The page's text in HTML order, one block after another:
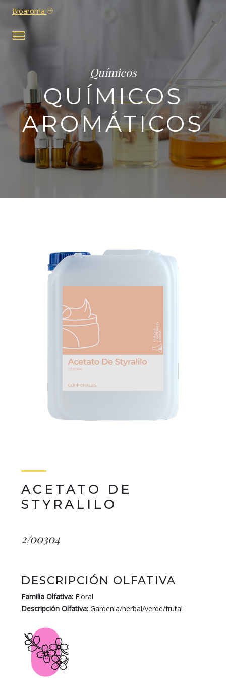
Bioaroma
Químicos
QUÍMICOS
AROMÁTICOS
ACETATO DE
STYRALILO
2/00304
DESCRIPCIÓN OLFATIVA
Familia Olfativa: Floral
Descripción Olfativa: Gardenia/herbal/verde/frutal